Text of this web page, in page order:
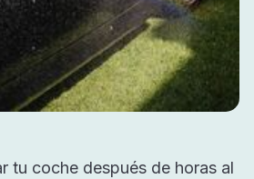
tu coche después de horas al